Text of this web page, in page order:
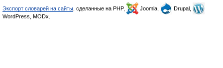
Экспорт словарей на сайты , сделанные на PHP, Joomla,
Drupal,
WordPress, MODx.